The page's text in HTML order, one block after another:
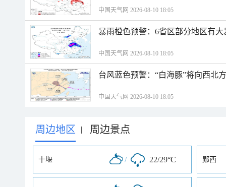
中国天气网 2026-08-10 18:05
暴雨橙色预警：6省区部分地区有
中国天气网 2026-08-10 18:05
台风蓝色预警：“白海豚”将向西北
中国天气网 2026-08-10 18:05
周边地区 | 周边景点
十堰 / 22/29°C 郧西